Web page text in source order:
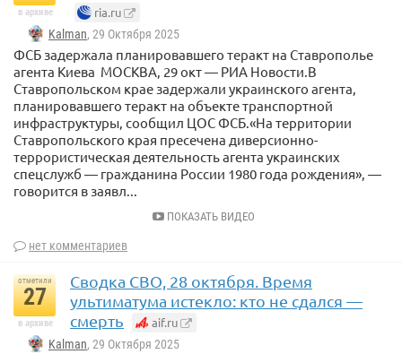
в архиве ria.ru
Kalman, 29 Октября 2025
ФСБ задержала планировавшего теракт на Ставрополье
агента Киева МОСКВА, 29 окт — РИА Новости.В
Ставропольском крае задержали украинского агента,
планировавшего теракт на объекте транспортной
инфраструктуры, сообщил ЦОС ФСБ.«На территории
Ставропольского края пресечена диверсионно-
террористическая деятельность агента украинских
спецслужб — гражданина России 1980 года рождения», —
говорится в заявл...
ПОКАЗАТЬ ВИДЕО
нет комментариев
отметили
27
в архиве
Сводка СВО, 28 октября. Время
ультиматума истекло: кто не сдался —
смерть
aif.ru
Kalman, 29 Октября 2025